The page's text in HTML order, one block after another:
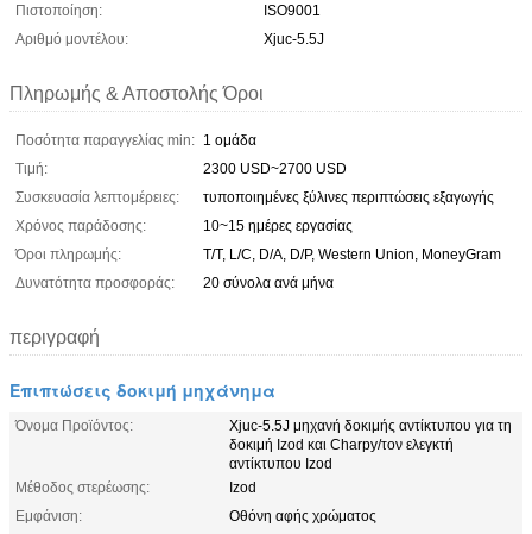
Πιστοποίηση:
ISO9001
Αριθμό μοντέλου:
Xjuc-5.5J
Πληρωμής & Αποστολής Όροι
Ποσότητα παραγγελίας min: 1 ομάδα
Τιμή:
2300 USD~2700 USD
Συσκευασία λεπτομέρειες:
τυποποιημένες ξύλινες περιπτώσεις εξαγωγής
Χρόνος παράδοσης:
10~15 ημέρες εργασίας
Όροι πληρωμής:
T/T, L/C, D/A, D/P, Western Union, MoneyGram
Δυνατότητα προσφοράς:
20 σύνολα ανά μήνα
περιγραφή
Επιπτώσεις δοκιμή μηχάνημα
Όνομα Προϊόντος:
Xjuc-5.5J μηχανή δοκιμής αντίκτυπου για τη
δοκιμή Izod και Charpy/τον ελεγκτή
αντίκτυπου Izod
Μέθοδος στερέωσης:
Izod
Εμφάνιση:
Οθόνη αφής χρώματος